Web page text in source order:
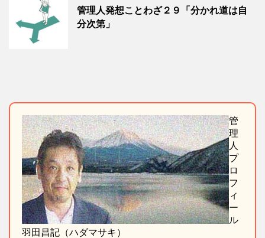
管理人発想ことわざ２９「分かれ道は自
分次第」
管
理
人
プ
ロ
フ
ィ
ー
ル
羽田昌記（ハダマサキ）